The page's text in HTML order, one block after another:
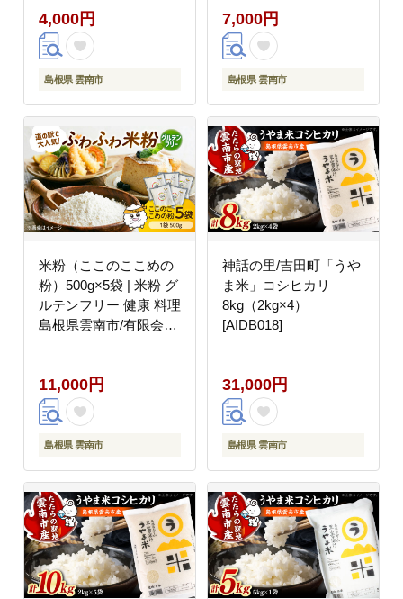
4,000円
島根県 雲南市
7,000円
島根県 雲南市
米粉（ここのここめの
粉）500g×5袋 | 米粉 グ
ルテンフリー 健康 料理
島根県雲南市/有限会社
11,000円
島根県 雲南市
神話の里/吉田町「うや
ま米」コシヒカリ
8kg（2kg×4）
[AIDB018]
31,000円
島根県 雲南市